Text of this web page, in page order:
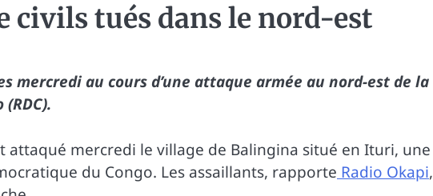
civils tués dans le nord-est
mercredi au cours d’une attaque armée au nord-est de la
attaqué mercredi le village de Balingina situé en Ituri, une
du Congo. Les assaillants, rapporte Radio Okapi,